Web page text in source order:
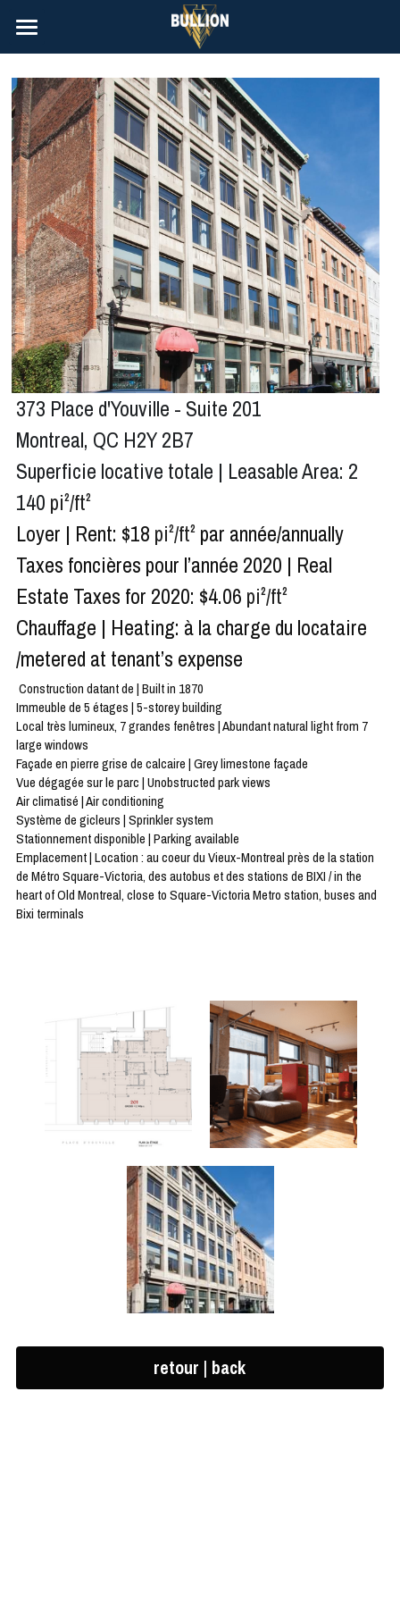
À Louer | Rentals
Contact
373 Place d'Youville - Suite 201
Montreal, QC H2Y 2B7
Superficie locative totale | Leasable Area: 2
140 pi²/ft²
Loyer | Rent: $18 pi²/ft² par année/annually
Taxes foncières pour l’année 2020 | Real
Estate Taxes for 2020: $4.06 pi²/ft²
Chauffage | Heating: à la charge du locataire
/metered at tenant’s expense
Construction datant de | Built in 1870
Immeuble de 5 étages | 5-storey building
Local très lumineux, 7 grandes fenêtres | Abundant natural light from 7
large windows
Façade en pierre grise de calcaire | Grey limestone façade
Vue dégagée sur le parc | Unobstructed park views
Air climatisé | Air conditioning
Système de gicleurs | Sprinkler system
Stationnement disponible | Parking available
Emplacement | Location : au coeur du Vieux-Montreal près de la station
de Métro Square-Victoria, des autobus et des stations de BIXI / in the
heart of Old Montreal, close to Square-Victoria Metro station, buses and
Bixi terminals
retour | back